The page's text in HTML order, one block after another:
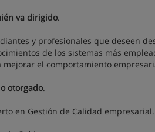
va dirigido.
y profesionales que deseen
de los sistemas más
mejorar el comportamiento
otorgado.
en Gestión de Calidad empresarial.